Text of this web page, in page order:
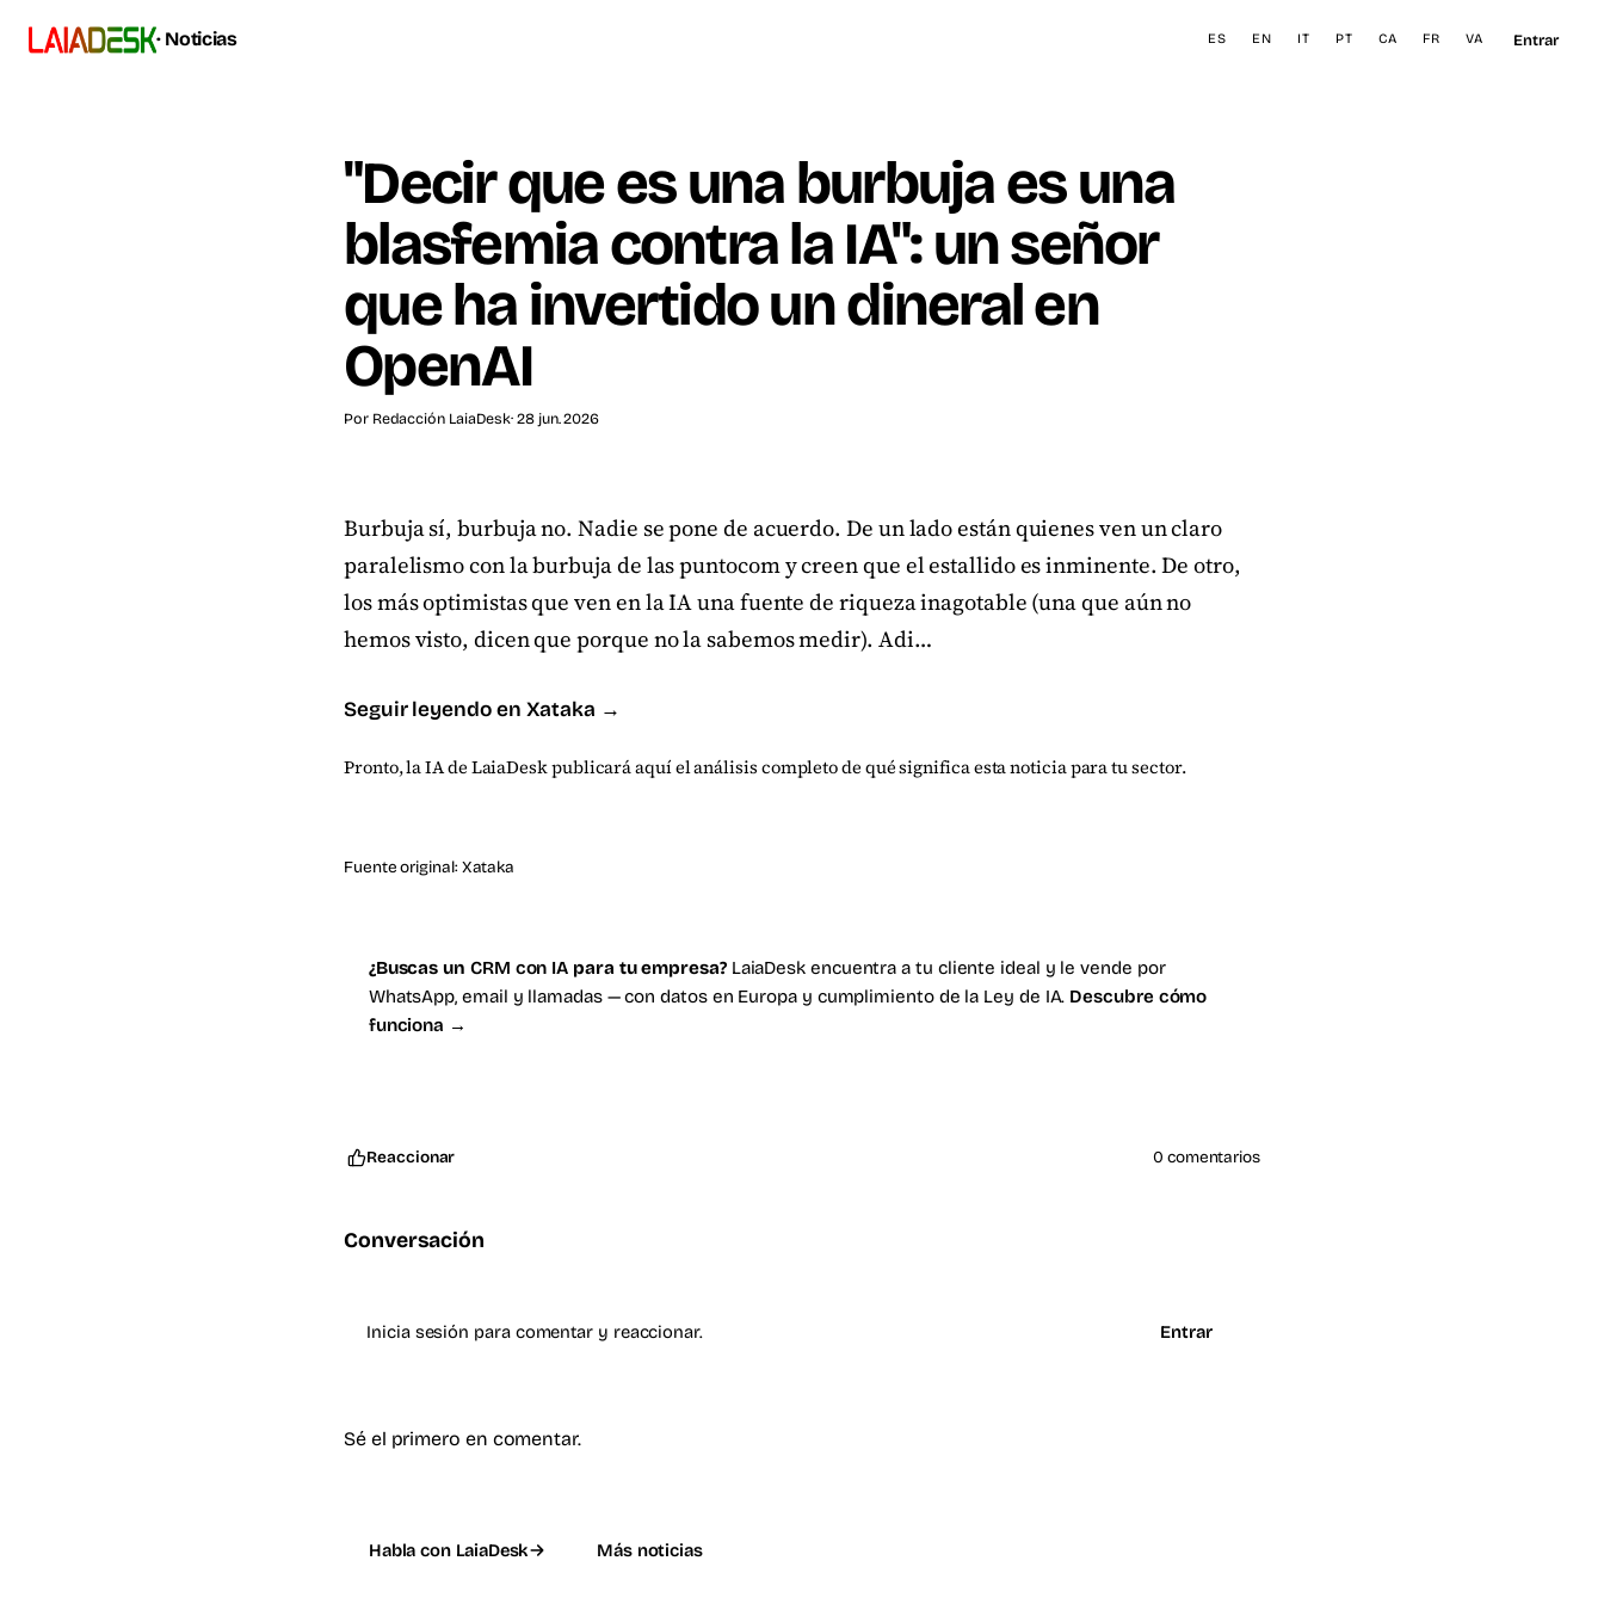
· Noticias ES EN IT PT CA FR VA Entrar
"Decir que es una burbuja es una
blasfemia contra la IA": un señor
que ha invertido un dineral en
OpenAI
Por Redacción LaiaDesk· 28 jun. 2026
Burbuja sí, burbuja no. Nadie se pone de acuerdo. De un lado están quienes ven un claro
paralelismo con la burbuja de las puntocom y creen que el estallido es inminente. De otro,
los más optimistas que ven en la IA una fuente de riqueza inagotable (una que aún no
hemos visto, dicen que porque no la sabemos medir). Adi…
Seguir leyendo en Xataka →
Pronto, la IA de LaiaDesk publicará aquí el análisis completo de qué significa esta noticia para tu sector.
Fuente original: Xataka
¿Buscas un CRM con IA para tu empresa?LaiaDesk encuentra a tu cliente ideal y le vende por
WhatsApp, email y llamadas — con datos en Europa y cumplimiento de la Ley de IA. Descubre cómo
funciona →
Reaccionar 0 comentarios
Conversación
Inicia sesión para comentar y reaccionar. Entrar
Sé el primero en comentar.
Habla con LaiaDesk Más noticias